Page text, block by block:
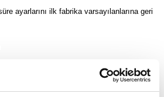
ayarlarını ilk fabrika varsayılanlarına geri